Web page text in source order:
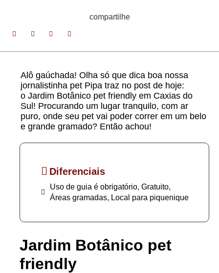
compartilhe
Alô gaúchada! Olha só que dica boa nossa
jornalistinha pet Pipa traz no post de hoje:
o Jardim Botânico pet friendly em Caxias do
Sul! Procurando um lugar tranquilo, com ar
puro, onde seu pet vai poder correr em um belo
e grande gramado? Então achou!
Diferenciais
Uso de guia é obrigatório, Gratuito,
Áreas gramadas, Local para piquenique
Jardim Botânico pet
friendly